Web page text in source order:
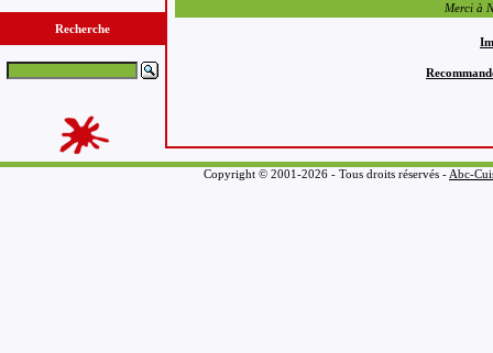
Recherche
Merci à
Copyright © 2001-2026 - Tous droits réservés - Abc-